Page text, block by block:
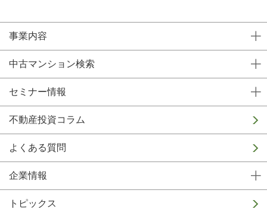
事業内容
中古マンション検索
セミナー情報
不動産投資コラム
よくある質問
企業情報
トピックス